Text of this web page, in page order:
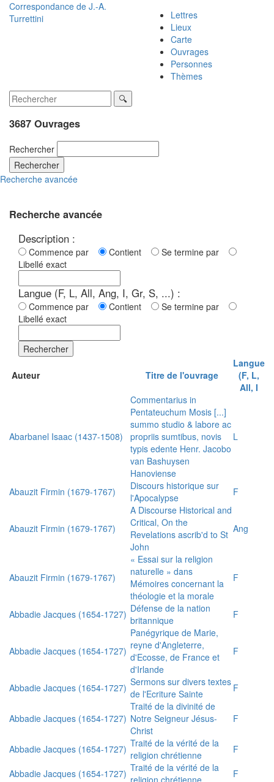
Correspondance de J.-A.
Turrettini
Lettres
Lieux
Carte
Ouvrages
Personnes
Thèmes
3687 Ouvrages
Rechercher
Rechercher
Recherche avancée
Recherche avancée
Description :
Commence par Contient
Se termine par
Libellé exact
Langue (F, L, All, Ang, I, Gr, S, ...) :
Commence par Contient
Se termine par
Libellé exact
Rechercher
Auteur Titre de l'ouvrage
Langue
(F, L,
All, I
Abarbanel Isaac (1437-1508)
Commentarius in
Pentateuchum Mosis [...]
summo studio & labore ac
propriis sumtibus, novis
typis edente Henr. Jacobo
van Bashuysen
Hanoviense
L
Abauzit Firmin (1679-1767)
Discours historique sur
l'Apocalypse
F
Abauzit Firmin (1679-1767)
A Discourse Historical and
Critical, On the
Revelations ascrib'd to St
John
Ang
Abauzit Firmin (1679-1767)
« Essai sur la religion
naturelle » dans
Mémoires concernant la
théologie et la morale
F
Abbadie Jacques (1654-1727) Défense de la nation
britannique
F
Abbadie Jacques (1654-1727)
Panégyrique de Marie,
reyne d'Angleterre,
d'Ecosse, de France et
d'Irlande
F
Abbadie Jacques (1654-1727) Sermons sur divers textes
de l'Ecriture Sainte
F
Abbadie Jacques (1654-1727)
Traité de la divinité de
Notre Seigneur Jésus-
Christ
F
Abbadie Jacques (1654-1727) Traité de la vérité de la
religion chrétienne
F
Abbadie Jacques (1654-1727) Traité de la vérité de la
religion chrétienne
F